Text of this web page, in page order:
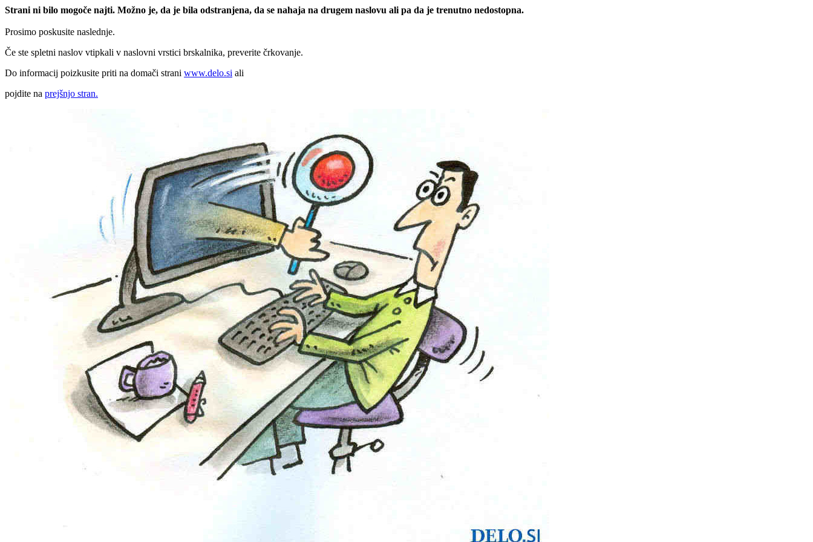
Strani ni bilo mogoče najti. Možno je, da je bila odstranjena, da se nahaja na drugem naslovu ali pa da je trenutno nedostopna.
Prosimo poskusite naslednje.
Če ste spletni naslov vtipkali v naslovni vrstici brskalnika, preverite črkovanje.
Do informacij poizkusite priti na domači strani www.delo.si ali
pojdite na prejšnjo stran.